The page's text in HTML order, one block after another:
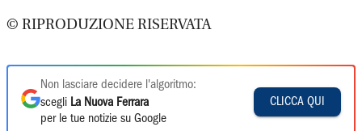
© RIPRODUZIONE RISERVATA
Non lasciare decidere l'algoritmo:
scegli La Nuova Ferrara
per le tue notizie su Google
CLICCA QUI